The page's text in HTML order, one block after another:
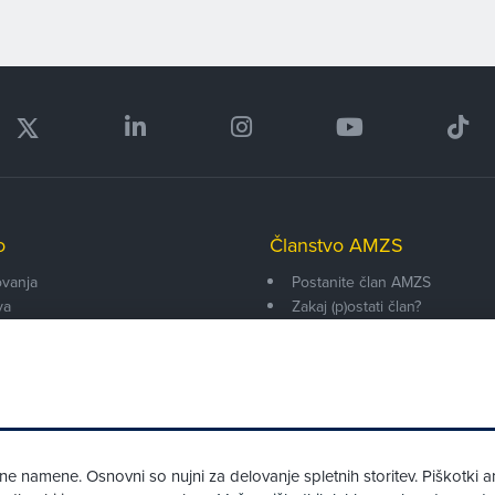
Članstvo AMZS
Postanite član AMZS
Zakaj (p)ostati član?
namene. Osnovni so nujni za delovanje spletnih storitev. Piškotki